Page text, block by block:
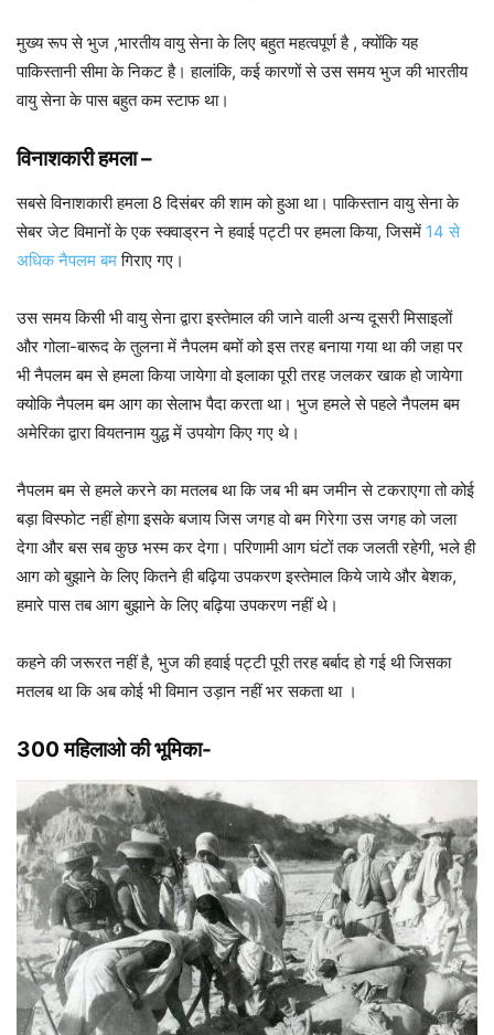
मुख्य रूप से भुज ,भारतीय वायु सेना के लिए बहुत महत्वपूर्ण है , क्योंकि यह
पाकिस्तानी सीमा के निकट है। हालांकि, कई कारणों से उस समय भुज की भारतीय
वायु सेना के पास बहुत कम स्टाफ था।
विनाशकारी हमला–
सबसे विनाशकारी हमला 8 दिसंबर की शाम को हुआ था। पाकिस्तान वायु सेना के
सेबर जेट विमानों के एक स्क्वाड्रन ने हवाई पट्टी पर हमला किया, जिसमें 14 से
अधिक नैपलम बमगिराए गए।
उस समय किसी भी वायु सेना द्वारा इस्तेमाल की जाने वाली अन्य दूसरी मिसाइलों
और गोला-बारूद के तुलना में नैपलम बमों को इस तरह बनाया गया था की जहा पर
भी नैपलम बम से हमला किया जायेगा वो इलाका पूरी तरह जलकर खाक हो जायेगा
क्योकि नैपलम बम आग का सेलाभ पैदा करता था। भुज हमले से पहले नैपलम बम
अमेरिका द्वारा वियतनाम युद्ध में उपयोग किए गए थे।
नैपलम बम से हमले करने का मतलब था कि जब भी बम जमीन से टकराएगा तो कोई
बड़ा विस्फोट नहीं होगा इसके बजाय जिस जगह वो बम गिरेगा उस जगह को जला
देगा और बस सब कुछ भस्म कर देगा। परिणामी आग घंटों तक जलती रहेगी, भले ही
आग को बुझाने के लिए कितने ही बढ़िया उपकरण इस्तेमाल किये जाये और बेशक,
हमारे पास तब आग बुझाने के लिए बढ़िया उपकरण नहीं थे।
कहने की जरूरत नहीं है, भुज की हवाई पट्टी पूरी तरह बर्बाद हो गई थी जिसका
मतलब था कि अब कोई भी विमान उड़ान नहीं भर सकता था ।
300 महिलाओकी भूमिका-